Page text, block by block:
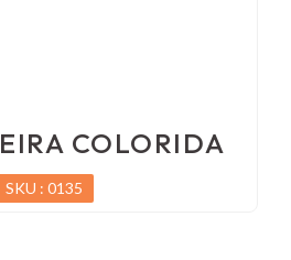
COLORIDA
SKU : 0135